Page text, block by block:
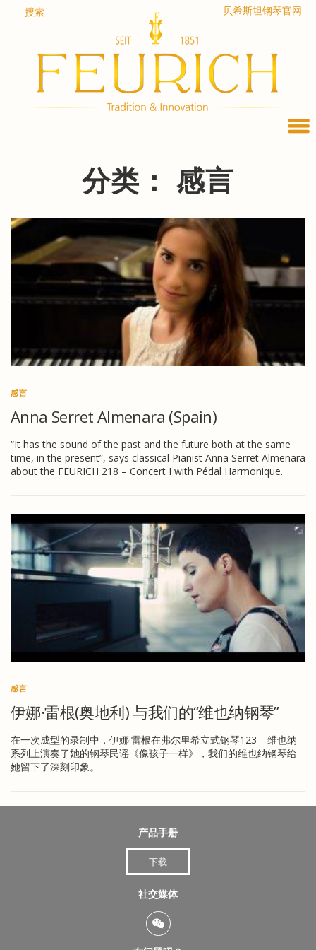
搜索 贝希斯坦钢琴官网
分类： 感言
感言
Anna Serret Almenara (Spain)
“It has the sound of the past and the future both at the same
time, in the present”, says classical Pianist Anna Serret Almenara
about the FEURICH 218 – Concert I with Pédal Harmonique.
感言
伊娜·雷根(奥地利) 与我们的“维也纳钢琴”
在一次成型的录制中，伊娜·雷根在弗尔里希立式钢琴123—维也纳
系列上演奏了她的钢琴民谣《像孩子一样》，我们的维也纳钢琴给
她留下了深刻印象。
产品手册
下载
社交媒体